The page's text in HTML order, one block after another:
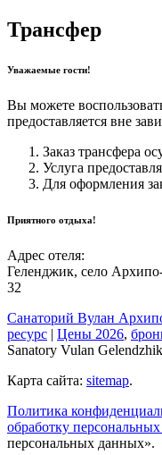
Трансфер
Уважаемые гости!
Вы можете
предоставляется вне
Заказ трансфера
Услуга
Для оформления
Приятного отдыха!
Адрес отеля:
Геленджик, село
32
Санаторий Вулан
ресурс | Цены 2026,
Sanatory Vulan
Карта сайта: sitemap.
Политика
обработку
персональных данных».